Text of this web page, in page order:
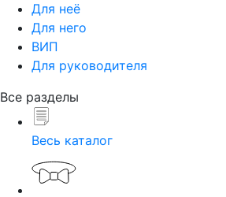
Для неё
Для него
ВИП
Для руководителя
Все разделы
Весь каталог